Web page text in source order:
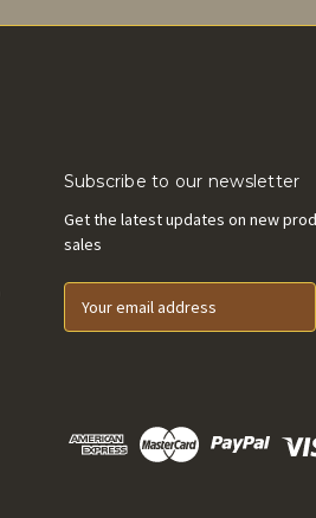
Subscribe to our newsletter
Get the latest updates on new
sales
E
d